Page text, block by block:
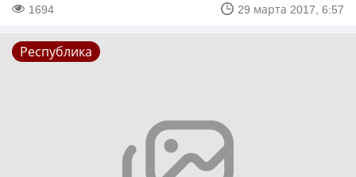
1694 29 марта 2017, 6:57
Республика